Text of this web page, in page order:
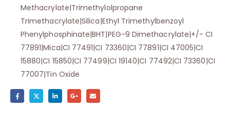
Methacrylate|Trimethylolpropane
Trimethacrylate|Silica|Ethyl Trimethylbenzoyl
Phenylphosphinate|BHT|PEG-9 Dimethacrylate|+/- CI
77891|Mica|CI 77491|CI 73360|CI 77891|CI 47005|CI
15880|CI 15850|CI 77499|CI 19140|CI 77492|CI 73360|CI
77007|Tin Oxide